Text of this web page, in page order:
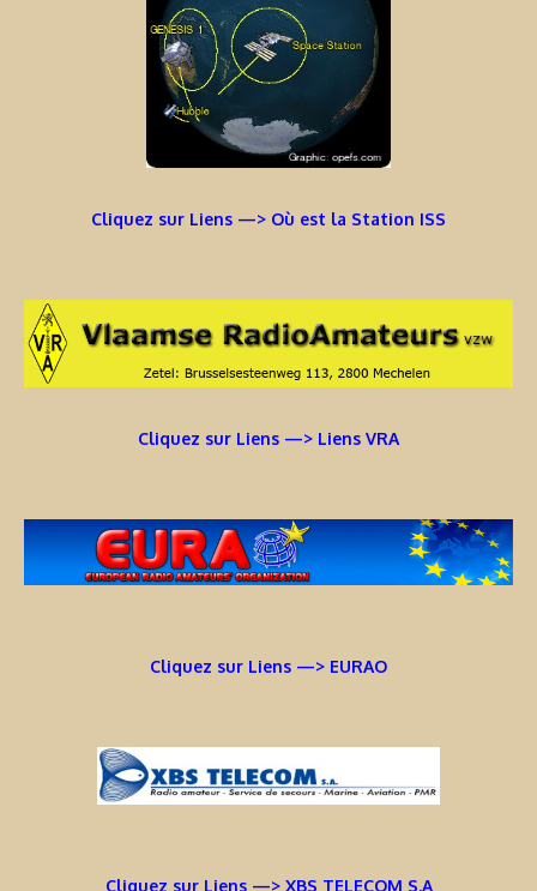
Cliquez sur Liens —> Où est la Station ISS
Cliquez sur Liens —> Liens VRA
Cliquez sur Liens —> EURAO
Cliquez sur Liens —> XBS TELECOM S.A